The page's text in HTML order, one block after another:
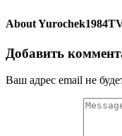
About
Добавить
Ваш адрес email не